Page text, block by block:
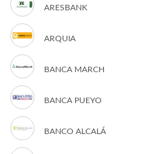
ARESBANK
ARQUIA
BANCA MARCH
BANCA PUEYO
BANCO ALCALÁ